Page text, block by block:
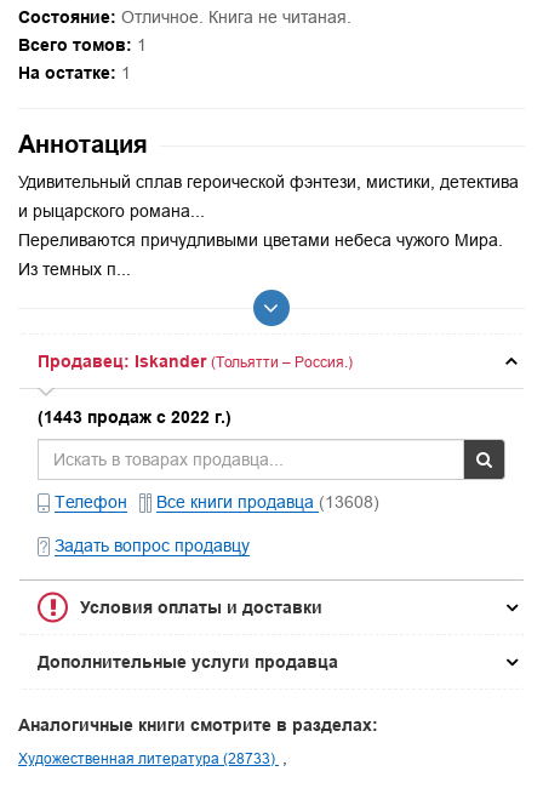
Состояние: Отличное. Книга не читаная.
Всего томов: 1
На остатке: 1
Аннотация
Удивительный сплав героической фэнтези, мистики, детектива
и рыцарского романа...
Переливаются причудливыми цветами небеса чужого Мира.
Из темных п...
Продавец: Iskander (Тольятти – Россия.)
(1443 продаж с 2022 г.)
Телефон Все книги продавца (13608)
Задать вопрос продавцу
Условия оплаты и доставки
Дополнительные услуги продавца
Аналогичные книги смотрите в разделах:
Художественная литература (28733)